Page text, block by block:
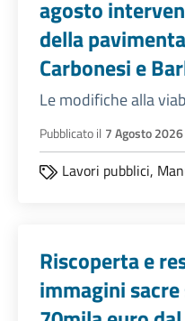
agosto
della
Carbonesi e
Le modifiche alla
Pubblicato il 7 Agosto 2026
Lavori pubblici,
Riscoperta e
immagini